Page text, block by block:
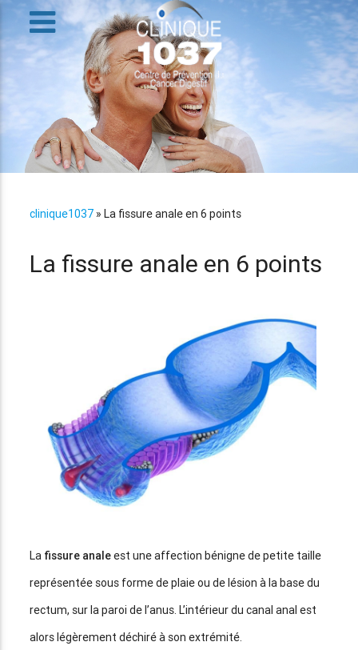
clinique1037 »La fissure anale en 6 points
La fissure anale en 6 points
La fissure analeest une affection bénigne de petite taille
représentée sous forme de plaie ou de lésion à la base du
rectum, sur la paroi de l’anus. L’intérieur du canal anal est
alors légèrement déchiré à son extrémité.